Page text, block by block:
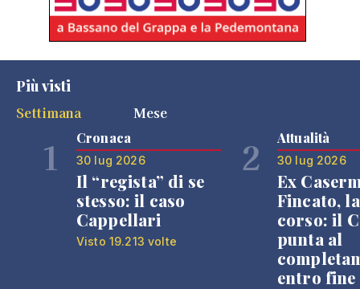
Più visti
Settimana
Mese
1 Cronaca
30 lug 2026
Il “regista” di se
stesso: il caso
Cappellari
Visto 19.213 volte
2 Attualità
30 lug 2026
Ex
Fincato,
corso: il
punta al
entro fine